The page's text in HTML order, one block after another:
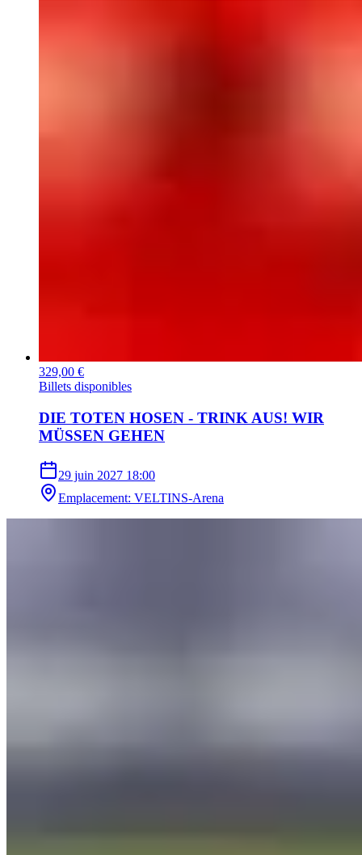
329,00 €
Billets disponibles
DIE TOTEN HOSEN - TRINK AUS! WIR
MÜSSEN GEHEN
29 juin 2027 18:00
Emplacement: VELTINS-Arena